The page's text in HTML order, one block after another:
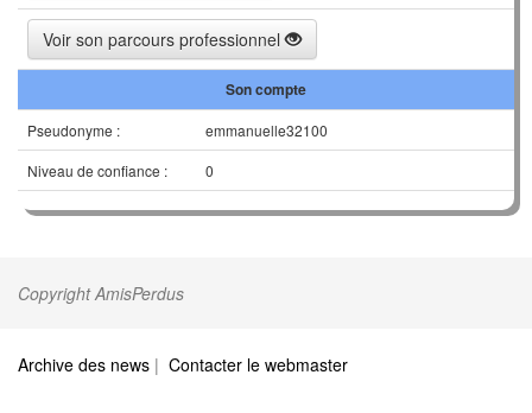
Voir son parcours professionnel
Son compte
Pseudonyme :
emmanuelle32100
Niveau de confiance :
0
Copyright AmisPerdus
Archive des news | Contacter le webmaster